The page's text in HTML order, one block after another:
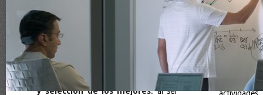
Ahorro de tiempo, trabajo y
dinero
puesta de anuncios, recepción y
valoración de Currícula.
Localización de todos los perfiles
y selección de los mejores: al ser
a lo largo
formativo,
carácter
mismos.